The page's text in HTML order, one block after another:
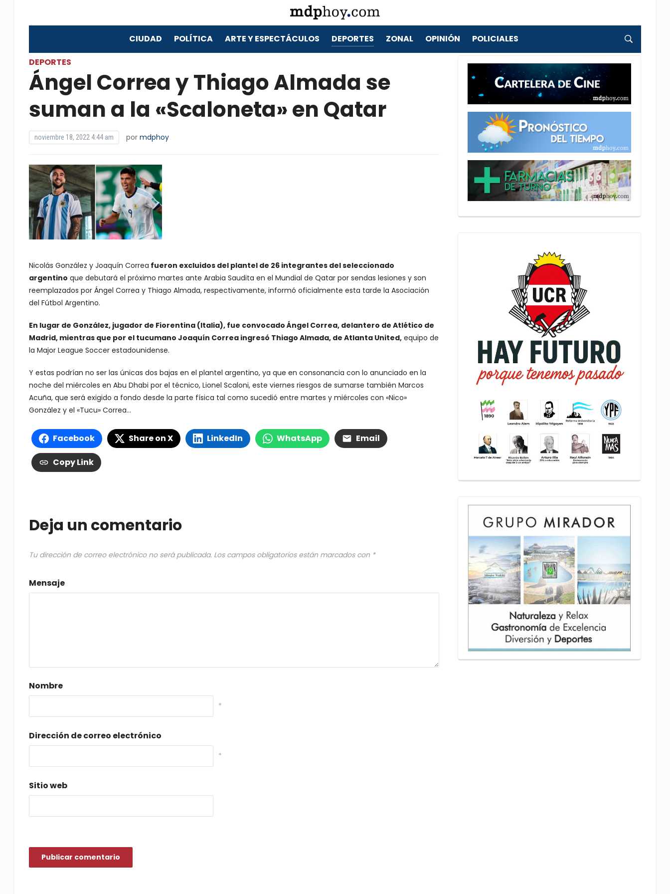
CIUDAD POLÍTICA ARTE Y ESPECTÁCULOS DEPORTES ZONAL OPINIÓN POLICIALES
DEPORTES
Ángel Correa y Thiago Almada se
suman a la «Scaloneta» en Qatar
noviembre 18, 2022 4:44 am por mdphoy
Nicolás González y Joaquín Correa fueron excluidos del plantel de 26 integrantes del seleccionado
argentino que debutará el próximo martes ante Arabia Saudita en el Mundial de Qatar por sendas lesiones y son
reemplazados por Ángel Correa y Thiago Almada, respectivamente, informó oficialmente esta tarde la Asociación
del Fútbol Argentino.
En lugar de González, jugador de Fiorentina (Italia), fue convocado Ángel Correa, delantero de Atlético de
Madrid, mientras que por el tucumano Joaquín Correa ingresó Thiago Almada, de Atlanta United,equipo de
la Major League Soccer estadounidense.
Y estas podrían no ser las únicas dos bajas en el plantel argentino, ya que en consonancia con lo anunciado en la
noche del miércoles en Abu Dhabi por el técnico, Lionel Scaloni, este viernes riesgos de sumarse también Marcos
Acuña, que será exigido a fondo desde la parte física tal como sucedió entre martes y miércoles con «Nico»
González y el «Tucu» Correa…
Facebook Share on X LinkedIn WhatsApp Email
Copy Link
Deja un comentario
Tu dirección de correo electrónico no será publicada. Los campos obligatorios están marcados con *
Mensaje
Nombre
*
Dirección de correo electrónico
*
Sitio web